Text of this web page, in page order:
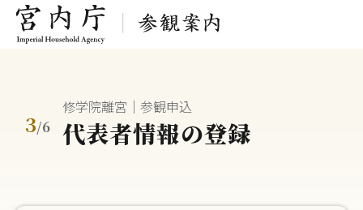
3/6
修学院離宮｜参観申込
代表者情報の登録